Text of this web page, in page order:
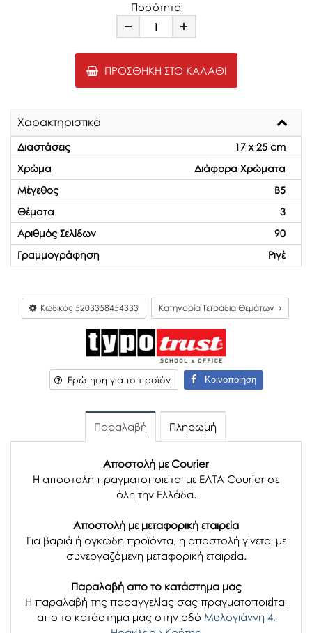
Ποσότητα
Minus Plus
ΠΡΟΣΘΉΚΗ ΣΤΟ ΚΑΛΆΘΙ
Χαρακτηριστικά
Διαστάσεις
17 x 25 cm
Χρώμα
Διάφορα Χρώματα
Μέγεθος
Β5
Θέματα
3
Αριθμός Σελίδων
90
Γραμμογράφηση
Ριγέ
Κωδικός 5203358454333 Κατηγορία Τετράδια Θεμάτων
Ερώτηση για το προϊόν Κοινοποίηση
Παραλαβή Πληρωμή
Αποστολή με Courier
Η αποστολή πραγματοποιείται με ΕΛΤΑ Courier σε
όλη την Ελλάδα.
Αποστολή με μεταφορική εταιρεία
Για βαριά ή ογκώδη προϊόντα, η αποστολή γίνεται με
συνεργαζόμενη μεταφορική εταιρεία.
Παραλαβή απο το κατάστημα μας
H παραλαβή της παραγγελίας σας πραγματοποιείται
απο το κατάστημα μας στην οδό Μυλογιάννη 4,